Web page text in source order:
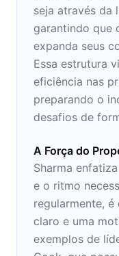
seja através da
garantindo que
expanda seus
Essa estrutura
eficiência nas
preparando o
desafios de
A Força do
Sharma
e o ritmo
regularmente,
claro e uma
exemplos de